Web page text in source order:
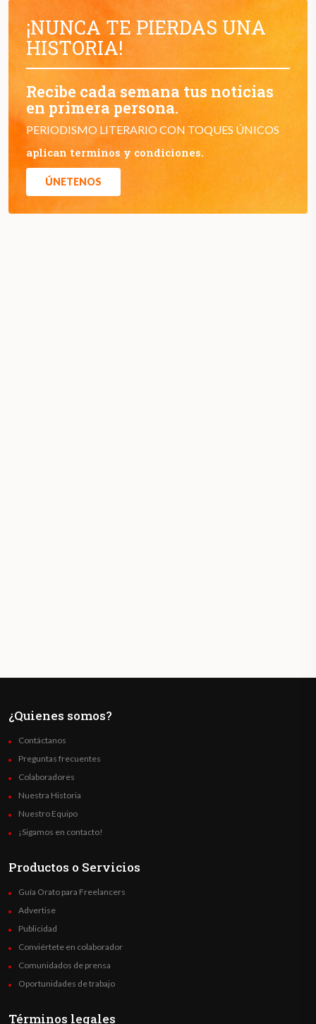
¡NUNCA TE PIERDAS UNA
HISTORIA!
Recibe cada semana tus noticias
en primera persona.
PERIODISMO LITERARIO CON TOQUES ÚNICOS
aplican terminos y condiciones.
ÚNETENOS
¿Quienes somos?
Contáctanos
Preguntas frecuentes
Colaboradores
Nuestra Historia
Nuestro Equipo
¡Sigamos en contacto!
Productos o Servicios
Guía Orato para Freelancers
Advertise
Publicidad
Conviértete en colaborador
Comunidados de prensa
Oportunidades de trabajo
Términos legales